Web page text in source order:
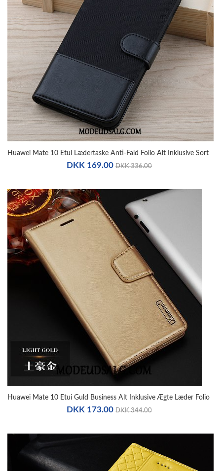
Huawei Mate 10 Etui Lædertaske Anti-Fald Folio Alt Inklusive Sort
DKK 169.00 DKK 336.00
Huawei Mate 10 Etui Guld Business Alt Inklusive Ægte Læder Folio
DKK 173.00 DKK 344.00